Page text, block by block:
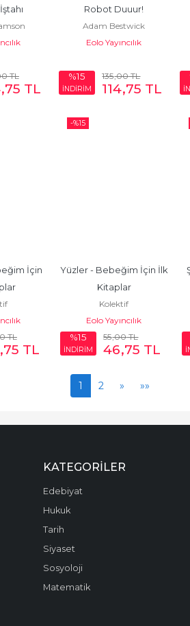
TL
,75 TL
Robot Duuur!
Adam Bestwick
Eolo Yayıncılık
%15
İNDİRİM
135,00TL
114,75 TL
İçin
TL
,75 TL
-%15
Yüzler - Bebeğim İçin İlk
Kitaplar
Kolektif
Eolo Yayıncılık
%15
İNDİRİM
55,00TL
46,75 TL
1 2 » »»
KATEGORILER
Edebiyat
Hukuk
Tarih
Siyaset
Sosyoloji
Matematik